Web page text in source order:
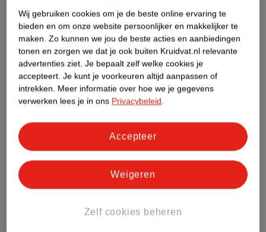
Etiketinformatie
Nature Impact Score
Dit product heeft (nog) geen Nature
Impact Score.
Meer informatie
Bestel & Bezorginformatie
Bekijk ook
Juliette has a gun Alle Unisex parfum
Wij gebruiken cookies om je de beste online ervaring te
bieden en om onze website persoonlijker en makkelijker te
maken. Zo kunnen we jou de beste acties en aanbiedingen
tonen en zorgen we dat je ook buiten Kruidvat.nl relevante
advertenties ziet. Je bepaalt zelf welke cookies je
accepteert. Je kunt je voorkeuren altijd aanpassen of
intrekken. Meer informatie over hoe we je gegevens
verwerken lees je in ons Privacybeleid.
Zelf cookies beheren
Weigeren
Accepteer